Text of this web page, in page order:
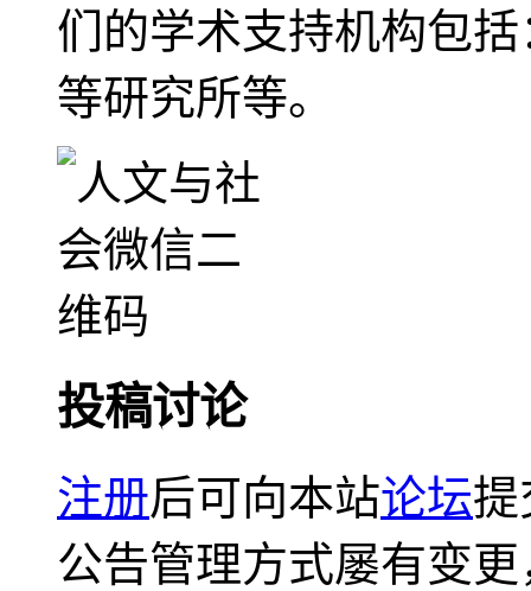
们的学术支持机构包
等研究所等。
投稿讨论
注册后可向本站论坛提
公告管理方式屡有变